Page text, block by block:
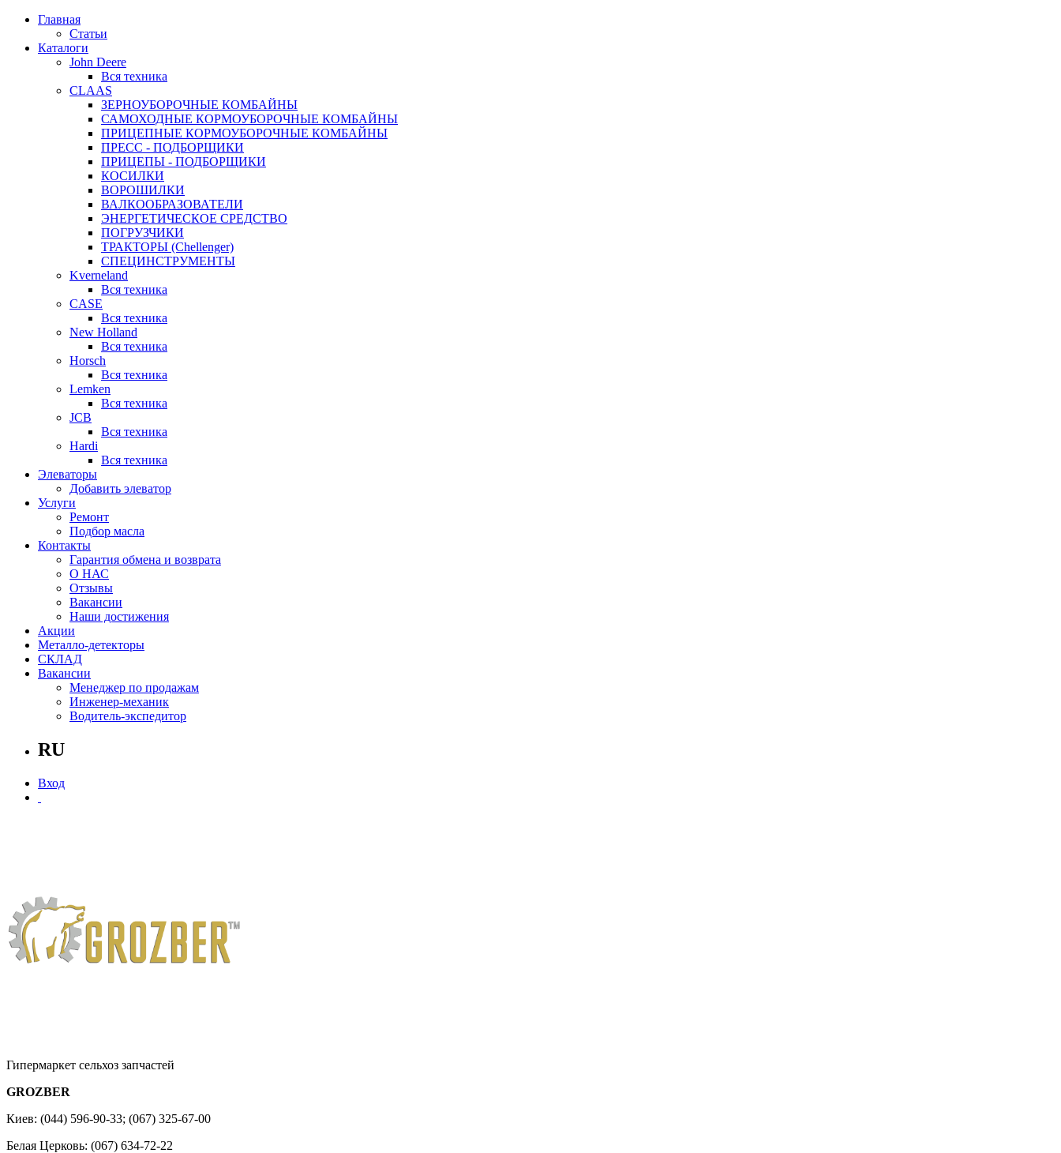
Главная
Статьи
Каталоги
John Deere
Вся техника
CLAAS
ЗЕРНОУБОРОЧНЫЕ КОМБАЙНЫ
САМОХОДНЫЕ КОРМОУБОРОЧНЫЕ КОМБАЙНЫ
ПРИЦЕПНЫЕ КОРМОУБОРОЧНЫЕ КОМБАЙНЫ
ПРЕСС - ПОДБОРЩИКИ
ПРИЦЕПЫ - ПОДБОРЩИКИ
КОСИЛКИ
ВОРОШИЛКИ
ВАЛКООБРАЗОВАТЕЛИ
ЭНЕРГЕТИЧЕСКОЕ СРЕДСТВО
ПОГРУЗЧИКИ
ТРАКТОРЫ (Chellenger)
СПЕЦИНСТРУМЕНТЫ
Kverneland
Вся техника
CASE
Вся техника
New Holland
Вся техника
Horsch
Вся техника
Lemken
Вся техника
JCB
Вся техника
Hardi
Вся техника
Элеваторы
Добавить элеватор
Услуги
Ремонт
Подбор масла
Контакты
Гарантия обмена и возврата
О НАС
Отзывы
Вакансии
Наши достижения
Акции
Металло-детекторы
СКЛАД
Вакансии
Менеджер по продажам
Инженер-механик
Водитель-экспедитор
RU
Вход
Гипермаркет сельхоз запчастей
GROZBER
Киев: (044) 596-90-33; (067) 325-67-00
Белая Церковь: (067) 634-72-22